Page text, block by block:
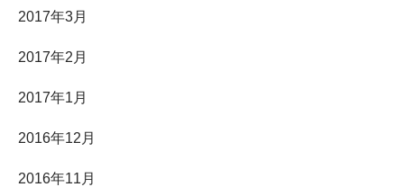
2017年3月
2017年2月
2017年1月
2016年12月
2016年11月